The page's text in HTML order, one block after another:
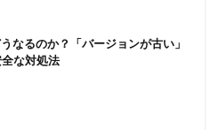
なるのか？「バージョンが古い」
な対処法